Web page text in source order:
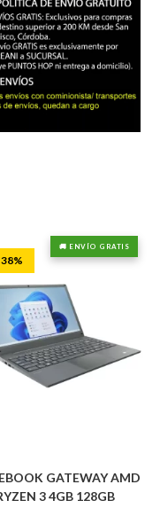
🚚 ENVÍO GRATIS
GATEWAY AMD
3 4GB 128GB